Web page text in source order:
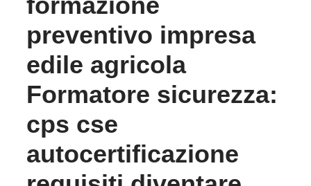
preventivo impresa
edile agricola
Formatore sicurezza:
cps cse
autocertificazione